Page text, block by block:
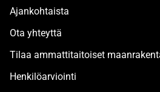
Ajankohtaista
Ota yhteyttä
Tilaa ammattitaitoiset
Henkilöarviointi